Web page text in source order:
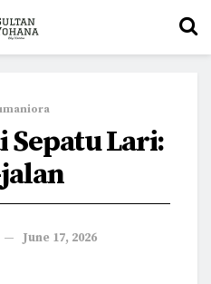
Sepatu Lari:
June 17, 2026